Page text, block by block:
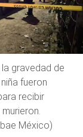
gravedad de
fueron
recibir
México)